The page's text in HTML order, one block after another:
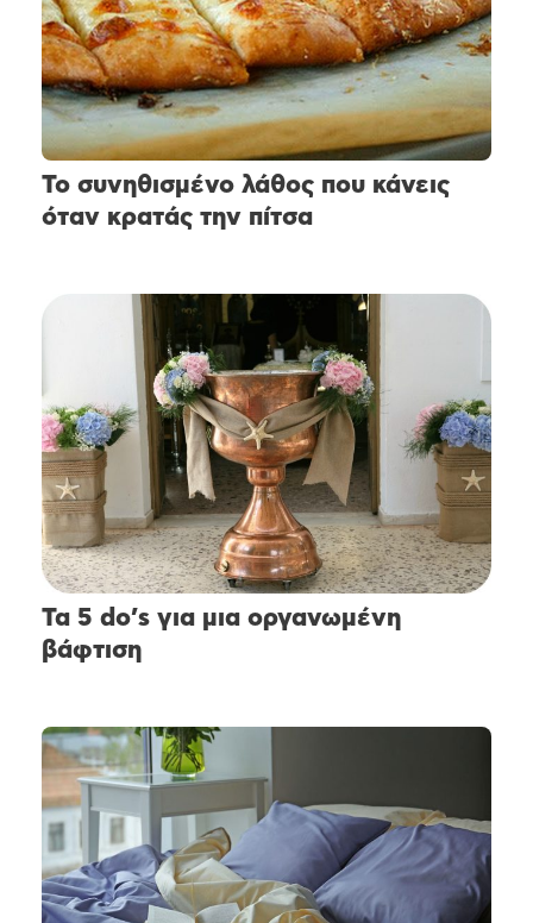
Το συνηθισμένο λάθος που κάνεις
όταν κρατάς την πίτσα
Τα 5 do’s για μια οργανωμένη
βάφτιση